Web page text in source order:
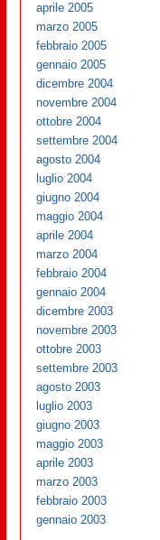
aprile 2005
marzo 2005
febbraio 2005
gennaio 2005
dicembre 2004
novembre 2004
ottobre 2004
settembre 2004
agosto 2004
luglio 2004
giugno 2004
maggio 2004
aprile 2004
marzo 2004
febbraio 2004
gennaio 2004
dicembre 2003
novembre 2003
ottobre 2003
settembre 2003
agosto 2003
luglio 2003
giugno 2003
maggio 2003
aprile 2003
marzo 2003
febbraio 2003
gennaio 2003